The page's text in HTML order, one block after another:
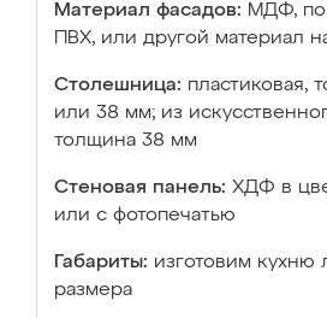
Материал фасадов: МДФ,
ПВХ, или другой материал
Столешница: пластиковая,
или 38 мм; из
толщина 38 мм
Стеновая панель: ХДФ в
или с фотопечатью
Габариты: изготовим кухню
размера